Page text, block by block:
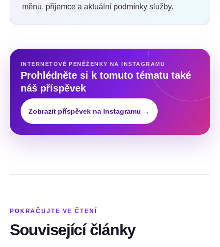
měnu, příjemce a aktuální podmínky služby.
INTERNETOVÉ PENĚŽENKY NA INSTAGRAMU
Prohlédněte si k tomuto tématu také
náš příspěvek
Zobrazit příspěvek na Instagramu →
POKRAČUJTE VE ČTENÍ
Související články